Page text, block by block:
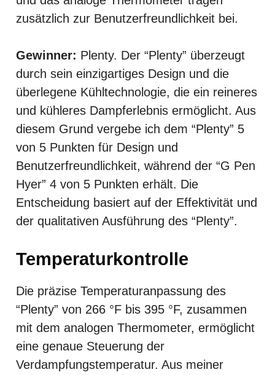
zusätzlich zur Benutzerfreundlichkeit bei.
Gewinner: Plenty. Der “Plenty” überzeugt
durch sein einzigartiges Design und die
überlegene Kühltechnologie, die ein reineres
und kühleres Dampferlebnis ermöglicht. Aus
diesem Grund vergebe ich dem “Plenty” 5
von 5 Punkten für Design und
Benutzerfreundlichkeit, während der “G Pen
Hyer” 4 von 5 Punkten erhält. Die
Entscheidung basiert auf der Effektivität und
der qualitativen Ausführung des “Plenty”.
Temperaturkontrolle
Die präzise Temperaturanpassung des
“Plenty” von 266 °F bis 395 °F, zusammen
mit dem analogen Thermometer, ermöglicht
eine genaue Steuerung der
Verdampfungstemperatur. Aus meiner